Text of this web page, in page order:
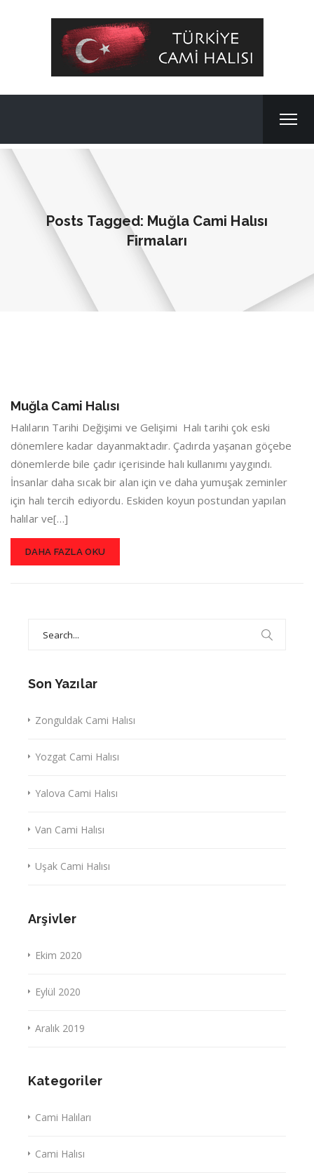
Posts Tagged: Muğla Cami Halısı
Firmaları
Muğla Cami Halısı
Halıların Tarihi Değişimi ve Gelişimi Halı tarihi çok eski
dönemlere kadar dayanmaktadır. Çadırda yaşanan göçebe
dönemlerde bile çadır içerisinde halı kullanımı yaygındı.
İnsanlar daha sıcak bir alan için ve daha yumuşak zeminler
için halı tercih ediyordu. Eskiden koyun postundan yapılan
halılar ve[…]
DAHA FAZLA OKU
Son Yazılar
Zonguldak Cami Halısı
Yozgat Cami Halısı
Yalova Cami Halısı
Van Cami Halısı
Uşak Cami Halısı
Arşivler
Ekim 2020
Eylül 2020
Aralık 2019
Kategoriler
Cami Halıları
Cami Halısı